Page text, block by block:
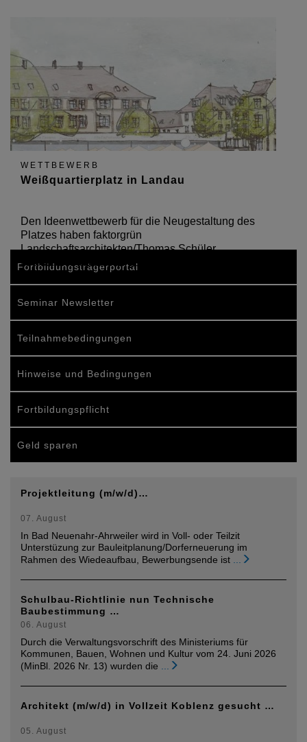
WETTBEWERB
Weißquartierplatz in Landau
Den Ideenwettbewerb für die Neugestaltung des
Platzes haben faktorgrün
Landschaftsarchitekten/Thomas Schüler
Architekt+Stadtplaner gewonnen
Fortbildungsträgerportal
Seminar Newsletter
Teilnahmebedingungen
Hinweise und Bedingungen
Fortbildungspflicht
Geld sparen
Projektleitung (m/w/d)…
07. August
In Bad Neuenahr-Ahrweiler wird in Voll- oder Teilzit
Unterstüzung zur Bauleitplanung/Dorferneuerung im
Rahmen des Wiedeaufbau, Bewerbungsende ist
Schulbau-Richtlinie nun Technische
Baubestimmung …
06. August
Durch die Verwaltungsvorschrift des Ministeriums für
Kommunen, Bauen, Wohnen und Kultur vom 24. Juni 2026
(MinBl. 2026 Nr. 13) wurden die
Architekt (m/w/d) in Vollzeit Koblenz gesucht …
05. August